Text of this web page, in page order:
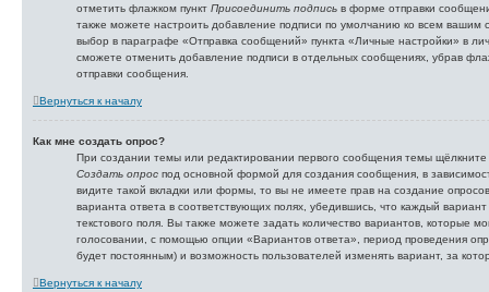
отметить флажком пункт Присоединить подпись в форме отправки
также можете настроить добавление подписи по умолчанию ко всем вашим
выбор в параграфе «Отправка сообщений» пункта «Личные настройки» в
сможете отменить добавление подписи в отдельных сообщениях, убрав
отправки сообщения.
Вернуться к началу
Как мне создать опрос?
При создании темы или редактировании первого сообщения темы
Создать опрос под основной формой для создания сообщения, в
видите такой вкладки или формы, то вы не имеете прав на создание
варианта ответа в соответствующих полях, убедившись, что каждый
текстового поля. Вы также можете задать количество вариантов, которые
голосовании, с помощью опции «Вариантов ответа», период проведения
будет постоянным) и возможность пользователей изменять вариант, за
Вернуться к началу